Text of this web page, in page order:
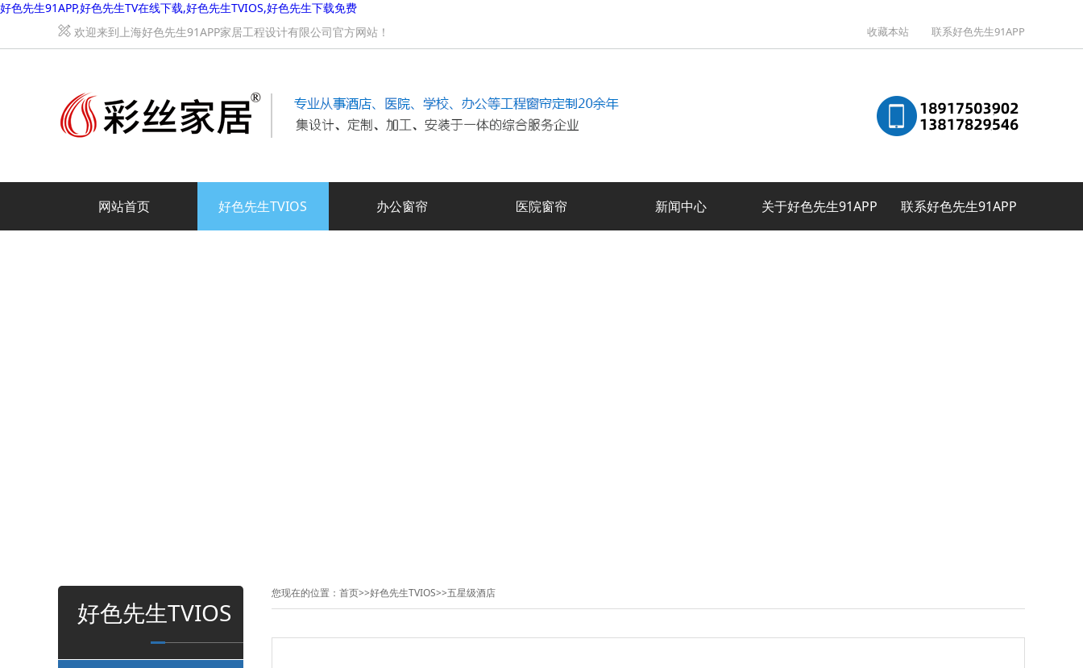
好色先生91APP,好色先生TV在线下载,好色先生TVIOS,好色先生下载免费
欢迎来到上海好色先生91APP家居工程设计有限公司官方网站！
收藏本站 联系好色先生91APP
网站首页 好色先生TVIOS 办公窗帘 医院窗帘 新闻中心 关于好色先生91APP 联系好色先生91APP
好色先生TVIOS
您现在的位置： 首页>>好色先生TVIOS>>五星级酒店